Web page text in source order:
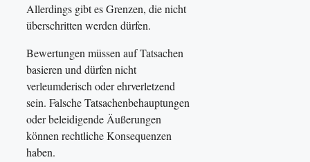
Allerdings gibt es Grenzen, die nicht
überschritten werden dürfen.
Bewertungen müssen auf Tatsachen
basieren und dürfen nicht
verleumderisch oder ehrverletzend
sein. Falsche Tatsachenbehauptungen
oder beleidigende Äußerungen
können rechtliche Konsequenzen
haben.